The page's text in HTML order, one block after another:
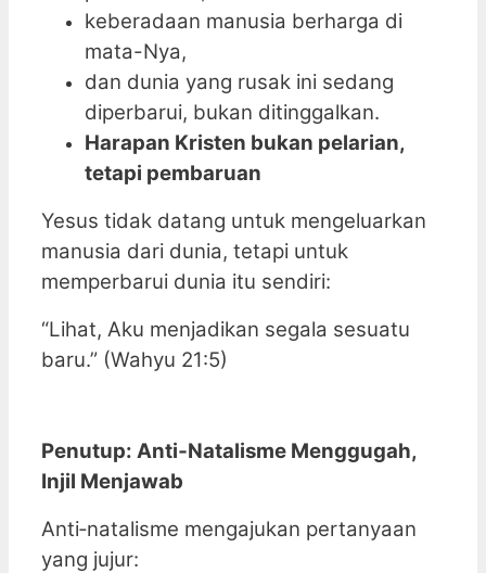
keberadaan manusia berharga di
mata-Nya,
dan dunia yang rusak ini sedang
diperbarui, bukan ditinggalkan.
Harapan Kristen bukan pelarian,
tetapi pembaruan
Yesus tidak datang untuk mengeluarkan
manusia dari dunia, tetapi untuk
memperbarui dunia itu sendiri:
“Lihat, Aku menjadikan segala sesuatu
baru.” (Wahyu 21:5)
Penutup: Anti‑Natalisme Menggugah,
Injil Menjawab
Anti‑natalisme mengajukan pertanyaan
yang jujur: